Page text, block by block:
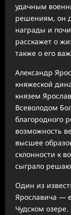
удачным
решениям, он
награды и
расскажет о
также о его
Александр
княжеской
князем
Всеволодом
благородного
возможность
высшее
склонности к
сыграло
Один из
Ярославича —
Чудском